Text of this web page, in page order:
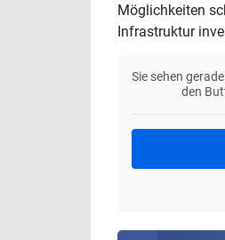
Möglichkeiten
Infrastruktur
Sie sehen
den